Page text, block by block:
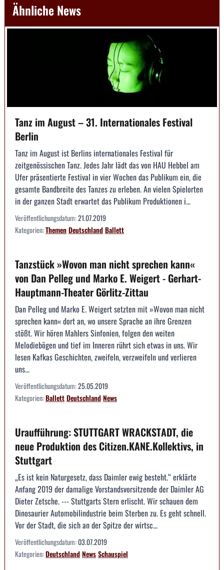
Ähnliche News
Tanz im August – 31. Internationales Festival
Berlin
Tanz im August ist Berlins internationales Festival für
zeitgenössischen Tanz. Jedes Jahr lädt das von HAU Hebbel am
Ufer präsentierte Festival in vier Wochen das Publikum ein, die
gesamte Bandbreite des Tanzes zu erleben. An vielen Spielorten
in der ganzen Stadt erwartet das Publikum Produktionen i...
Veröffentlichungsdatum:21.07.2019
Kategorien:ThemenDeutschlandBallett
Tanzstück »Wovon man nicht sprechen kann«
von Dan Pelleg und Marko E. Weigert - Gerhart-
Hauptmann-Theater Görlitz-Zittau
Dan Pelleg und Marko E. Weigert setzten mit »Wovon man nicht
sprechen kann« dort an, wo unsere Sprache an ihre Grenzen
stößt. Wir hören Mahlers Sinfonien, folgen den weiten
Melodiebögen und tief im Inneren rührt sich etwas in uns. Wir
lesen Kafkas Geschichten, zweifeln, verzweifeln und verlieren
uns...
Veröffentlichungsdatum:25.05.2019
Kategorien:BallettDeutschlandNews
Uraufführung: STUTTGART WRACKSTADT, die
neue Produktion des Citizen.KANE.Kollektivs, in
Stuttgart
„Es ist kein Naturgesetz, dass Daimler ewig besteht.“ erklärte
Anfang 2019 der damalige Vorstandsvorsitzende der Daimler AG
Dieter Zetsche. --- Stuttgarts Stern erlischt. Wir schauen dem
Dinosaurier Automobilindustrie beim Sterben zu. Es geht schnell.
Vor der Stadt, die sich an der Spitze der wirtsc...
Veröffentlichungsdatum:03.07.2019
Kategorien:DeutschlandNewsSchauspiel